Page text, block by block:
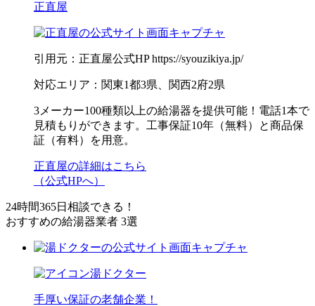
正直屋
引用元：正直屋公式HP https://syouzikiya.jp/
対応エリア：関東1都3県、関西2府2県
3メーカー100種類以上の給湯器を提供可能！電話1本で
見積もりができます。工事保証10年（無料）と商品保
証（有料）を用意。
正直屋の詳細はこちら
（公式HPへ）
24時間365日相談できる！
おすすめの給湯器業者 3選
湯ドクター
手厚い保証の老舗企業！